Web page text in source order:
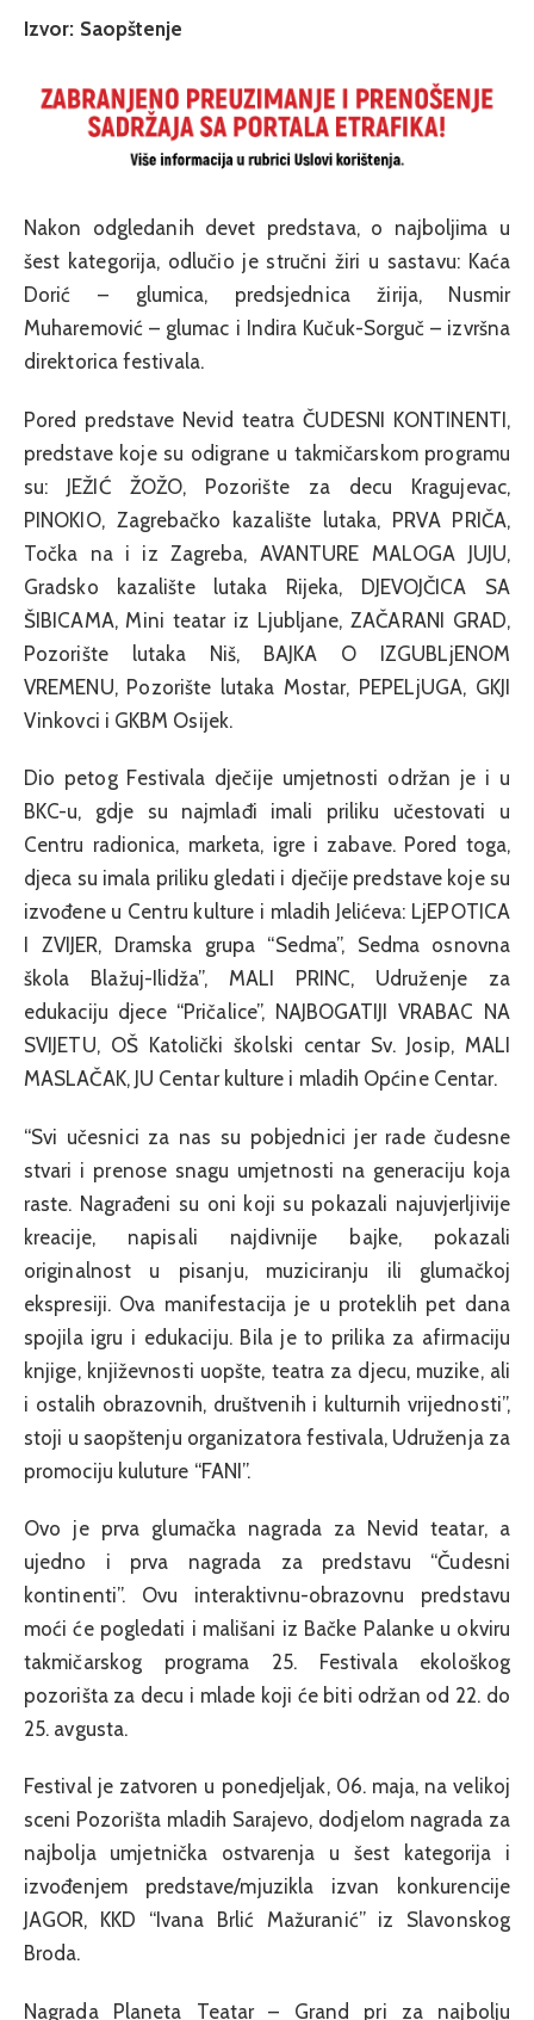
Izvor: Saopštenje
Nakon odgledanih devet predstava, o najboljima u
šest kategorija, odlučio je stručni žiri u sastavu: Kaća
Dorić – glumica, predsjednica žirija, Nusmir
Muharemović – glumac i Indira Kučuk-Sorguč – izvršna
direktorica festivala.
Pored predstave Nevid teatra ČUDESNI KONTINENTI,
predstave koje su odigrane u takmičarskom programu
su: JEŽIĆ ŽOŽO, Pozorište za decu Kragujevac,
PINOKIO, Zagrebačko kazalište lutaka, PRVA PRIČA,
Točka na i iz Zagreba, AVANTURE MALOGA JUJU,
Gradsko kazalište lutaka Rijeka, DJEVOJČICA SA
ŠIBICAMA, Mini teatar iz Ljubljane, ZAČARANI GRAD,
Pozorište lutaka Niš, BAJKA O IZGUBLjENOM
VREMENU, Pozorište lutaka Mostar, PEPELjUGA, GKJI
Vinkovci i GKBM Osijek.
Dio petog Festivala dječije umjetnosti održan je i u
BKC-u, gdje su najmlađi imali priliku učestovati u
Centru radionica, marketa, igre i zabave. Pored toga,
djeca su imala priliku gledati i dječije predstave koje su
izvođene u Centru kulture i mladih Jelićeva: LjEPOTICA
I ZVIJER, Dramska grupa “Sedma”, Sedma osnovna
škola Blažuj-Ilidža”, MALI PRINC, Udruženje za
edukaciju djece “Pričalice”, NAJBOGATIJI VRABAC NA
SVIJETU, OŠ Katolički školski centar Sv. Josip, MALI
MASLAČAK, JU Centar kulture i mladih Općine Centar.
“Svi učesnici za nas su pobjednici jer rade čudesne
stvari i prenose snagu umjetnosti na generaciju koja
raste. Nagrađeni su oni koji su pokazali najuvjerljivije
kreacije, napisali najdivnije bajke, pokazali
originalnost u pisanju, muziciranju ili glumačkoj
ekspresiji. Ova manifestacija je u proteklih pet dana
spojila igru i edukaciju. Bila je to prilika za afirmaciju
knjige, književnosti uopšte, teatra za djecu, muzike, ali
i ostalih obrazovnih, društvenih i kulturnih vrijednosti”,
stoji u saopštenju organizatora festivala, Udruženja za
promociju kuluture “FANI”.
Ovo je prva glumačka nagrada za Nevid teatar, a
ujedno i prva nagrada za predstavu “Čudesni
kontinenti”. Ovu interaktivnu-obrazovnu predstavu
moći će pogledati i mališani iz Bačke Palanke u okviru
takmičarskog programa 25. Festivala ekološkog
pozorišta za decu i mlade koji će biti održan od 22. do
25. avgusta.
Festival je zatvoren u ponedjeljak, 06. maja, na velikoj
sceni Pozorišta mladih Sarajevo, dodjelom nagrada za
najbolja umjetnička ostvarenja u šest kategorija i
izvođenjem predstave/mjuzikla izvan konkurencije
JAGOR, KKD “Ivana Brlić Mažuranić” iz Slavonskog
Broda.
Nagrada Planeta Teatar – Grand pri za najbolju